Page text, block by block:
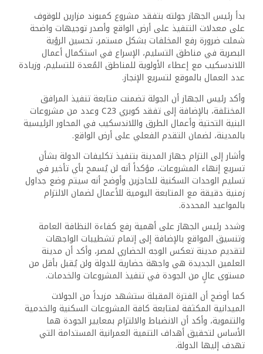
بدأ رئيس الجهاز جولته بتفقد مشروع كمبوند مزارين للوقوف
على معدلات التنفيذ على أرض الواقع وأصدر توجيهات واضحة
شملت ضرورة رفع المخلفات بشكل مستمر، تحسين الرؤية
البصرية في مناطق التسليم، الإسراع في استكمال أعمال
اللاندسكيب مع إعطاء الأولوية للمناطق المُعدة للتسليم، وزيادة
عدد العمال بالموقع لتسريع الإنجاز.
وأكد رئيس الجهاز أن الجولة تضمنت متابعة تنفيذ المرافق
المختلفة، بالإضافة إلى تفقد كوبري C23 وعدد من مشروعات
البنية التحتية وأعمال الطرق واللاندسكيب في المحاور الرئيسية
بالمدينة، لضمان التقدم الفعلي على أرض الواقع.
وأشار إلى التزام جهاز المدينة بتنفيذ تكليفات الدولة بشأن
تسريع إنهاء المشروعات، مؤكداً أنه لن يُسمح بأي تأخير في
تسليم الوحدات السكنية للحاجزين وأوضح أنه سيتم وضع جداول
زمنية دقيقة مع المتابعة اليومية للأعمال لضمان الالتزام
بالمواعيد المحددة.
وشدد رئيس الجهاز على أهمية رفع كفاءة النظافة العامة
وتنسيق المواقع بالإضافة إلى إتمام تشطيبات الواجهات
لتقديم مدينة تعكس الوجه الحضاري لمصر، وأكد أن مدينة
العلمين الجديدة هي واجهة حضارية للدولة ولن يُقبل بأقل من
مستوى عالٍ من الجودة في تنفيذ المشروعات والخدمات.
كما أوضح أن الفترة المقبلة ستشهد مزيداً من الجولات
الميدانية المكثفة لمتابعة كافة المشروعات السكنية والخدمية
والتنموية، وأكد أن الانضباط والالتزام بمعايير الجودة هما
الأساس لتحقيق أهداف التنمية العمرانية المستدامة التي
تهدف إليها الدولة.